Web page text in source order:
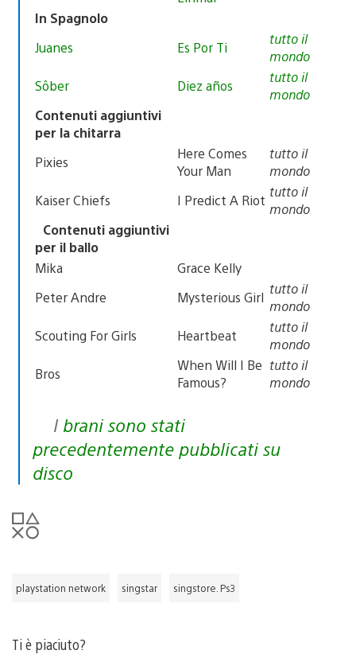
In Spagnolo
Juanes
Es Por Ti
tutto il
mondo
Sôber
Diez años
tutto il
mondo
Contenuti aggiuntivi
per la chitarra
Pixies
Here Comes
Your Man
tutto il
mondo
Kaiser Chiefs
I Predict A Riot
tutto il
mondo
Contenuti aggiuntivi
per il ballo
Mika
Grace Kelly
Peter Andre
Mysterious Girl
tutto il
mondo
Scouting For Girls
Heartbeat
tutto il
mondo
Bros
When Will I Be
Famous?
tutto il
mondo
I brani sono stati
precedentemente pubblicati su
disco
playstation network singstar singstore. Ps3
Ti è piaciuto?